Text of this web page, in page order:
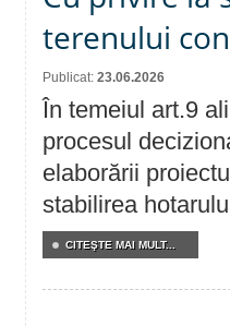
terenului
Publicat: 23.06.2026
În temeiul art.9
procesul
elaborării
stabilirea
CITEŞTE MAI MULT...